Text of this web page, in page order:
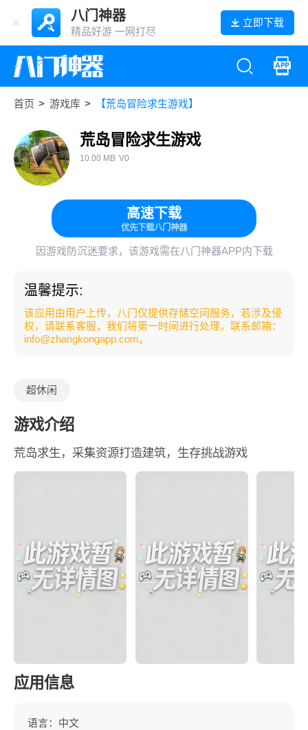
八门神器
精品好游 一网打尽
立即下载
首页 > 游戏库 > 【荒岛冒险求生游戏】
荒岛冒险求生游戏
10.00 MB V0
高速下载
优先下载八门神器
因游戏防沉迷要求，该游戏需在八门神器APP内下载
温馨提示:
该应用由用户上传，八门仅提供存储空间服务，若涉及侵
权，请联系客服，我们将第一时间进行处理，联系邮箱：
info@zhangkongapp.com。
超休闲
游戏介绍
荒岛求生，采集资源打造建筑，生存挑战游戏
应用信息
语言：中文